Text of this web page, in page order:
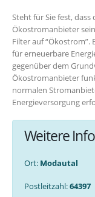
Steht für Sie fest,
Ökostromanbieter
Filter auf
für erneuerbare
gegenüber dem
Ökostromanbieter
normalen
Energieversorgung
Weitere
Ort: Modautal
Postleitzahl:64397